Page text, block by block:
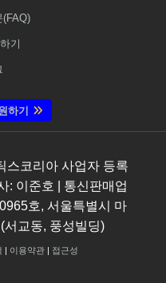
(FAQ)
기
하기
스코리아 사업자 등록
: 이준호 | 통신판매업
호, 서울특별시 마
서교동, 풍성빌딩)
| 이용약관| 접근성